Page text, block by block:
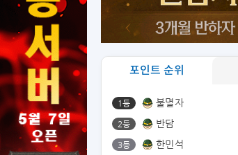
포인트 순위
1등 불멸자
2등 반담
3등 한민석